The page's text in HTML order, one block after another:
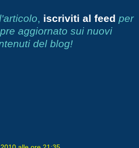
, iscriviti al feed per
aggiornato sui nuovi
del blog!